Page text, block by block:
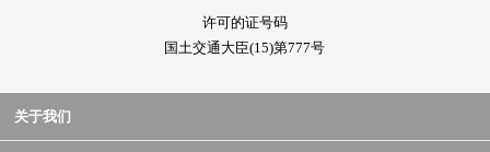
许可的证号码
国土交通大臣(15)第777号
关于我们